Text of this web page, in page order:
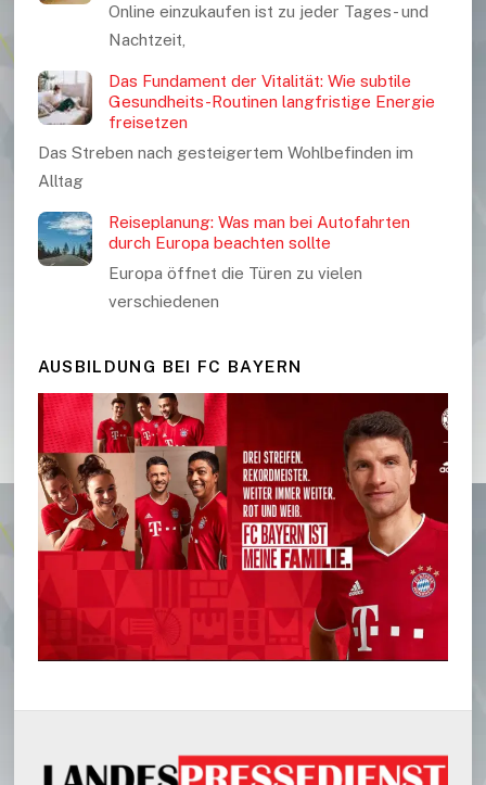
Online einzukaufen ist zu jeder Tages- und
Nachtzeit,
Das Fundament der Vitalität: Wie subtile
Gesundheits-Routinen langfristige Energie
freisetzen
Das Streben nach gesteigertem Wohlbefinden im
Alltag
Reiseplanung: Was man bei Autofahrten
durch Europa beachten sollte
Europa öffnet die Türen zu vielen
verschiedenen
AUSBILDUNG BEI FC BAYERN